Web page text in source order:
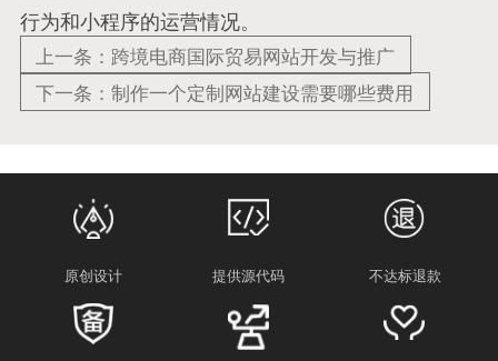
行为和小程序的运营情况。
上一条：跨境电商国际贸易网站开发与推广
下一条：制作一个定制网站建设需要哪些费用
原创设计 提供源代码 不达标退款